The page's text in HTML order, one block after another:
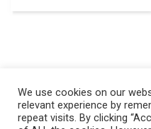
We use cookies on our
relevant experience by
repeat visits. By clicking